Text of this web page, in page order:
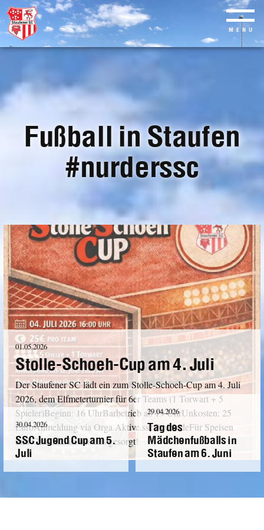
Skip
content
MENU
Fußball in Staufen
#nurderssc
01.05.2026
Stolle-Schoeh-Cup am 4. Juli
Der Staufener SC lädt ein zum Stolle-Schoeh-Cup am 4. Juli
2026, dem Elfmeterturnier für 6er Teams (1 Torwart + 5
Spieler)Beginn: 16 UhrBarbetrieb ab 19 UhrUnkosten: 25
EuroAnmeldung via Orga.Aktive.ssc@web.deFür Speisen
und Getränke ist bestens gesorgt!
30.04.2026
SSC Jugend Cup am 5.
Juli
29.04.2026
Tag des
Mädchenfußballs in
Staufen am 6. Juni